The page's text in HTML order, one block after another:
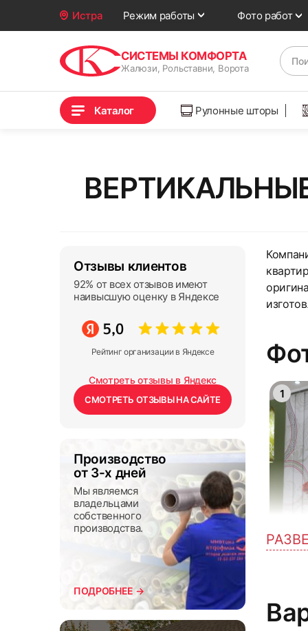
Истра Режим работы Фото работ
СИСТЕМЫ КОМФОРТА
Жалюзи, Рольставни, Ворота
Каталог Рулонные шторы
Отзывы клиентов
92% от всех отзывов имеют
наивысшую оценку в Яндексе
Рейтинг организации в Яндексе
Смотреть отзывы в Яндекс
СМОТРЕТЬ ОТЗЫВЫ НА САЙТЕ
Производство
от 3-х дней
Мы являемся
владельцами
собственного
производства.
ПОДРОБНЕЕ →
1
4